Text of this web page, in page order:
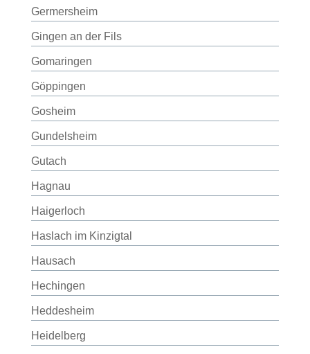
Germersheim
Gingen an der Fils
Gomaringen
Göppingen
Gosheim
Gundelsheim
Gutach
Hagnau
Haigerloch
Haslach im Kinzigtal
Hausach
Hechingen
Heddesheim
Heidelberg